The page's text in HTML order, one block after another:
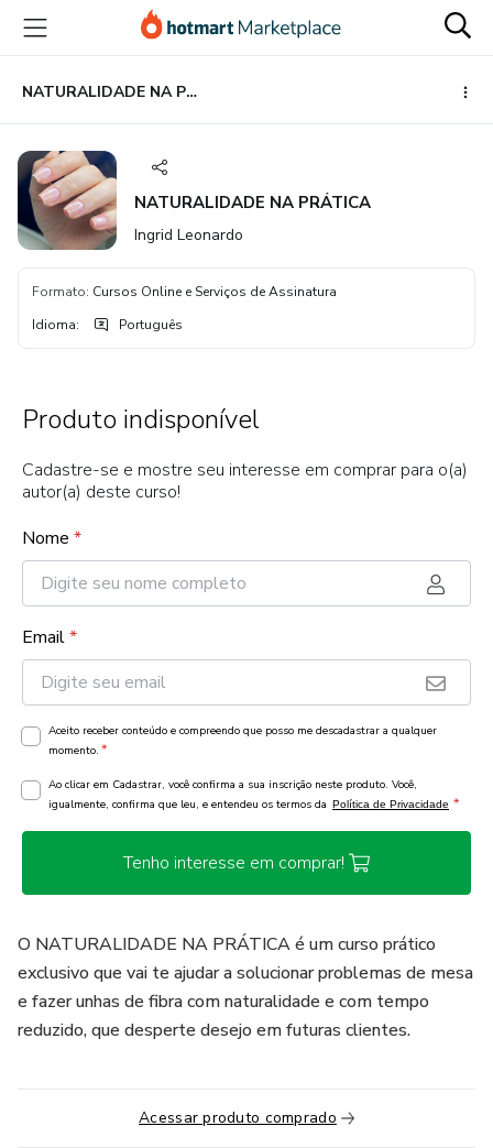
para
conteúdo
principal
para
pagamento
para
rodapé
NATURALIDADE NA PRÁTICA
NATURALIDADE NA PRÁTICA
Ingrid Leonardo
Formato: Cursos Online e Serviços de Assinatura
Idioma: Português
Produto indisponível
Cadastre-se e mostre seu interesse em comprar para o(a)
autor(a) deste curso!
Nome *
Email*
Aceito receber conteúdo e compreendo que posso me descadastrar a qualquer
momento. *
Ao clicar em Cadastrar, você confirma a sua inscrição neste produto. Você,
igualmente, confirma que leu, e entendeu os termos da Política de Privacidade *
Tenho interesse em comprar!
O NATURALIDADE NA PRÁTICA é um curso prático
exclusivo que vai te ajudar a solucionar problemas de mesa
e fazer unhas de fibra com naturalidade e com tempo
reduzido, que desperte desejo em futuras clientes.
Acessar produto comprado